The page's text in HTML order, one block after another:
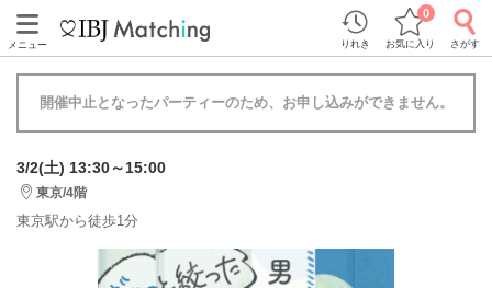
メニュー りれき お気に入り
0
さがす
開催中止となったパーティーのため、お申し込みができません。
3/2(土) 13:30～15:00
東京/4階
東京駅から徒歩1分